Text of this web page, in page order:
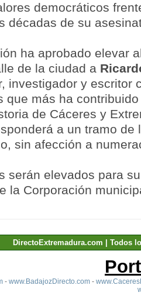
democráticos
décadas de su
ha aprobado elevar
de la ciudad a
investigador y escritor
que más ha
de Cáceres y
a un tramo de
sin afección a
serán elevados para
la Corporación
DirectoExtremadura.com | Todos
- www.BadajozDirecto.com-